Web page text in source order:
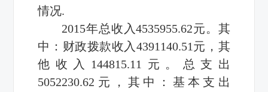
情况.
2015年总收入4535955.62元。其
中：财政拨款收入4391140.51元，其
他收入144815.11元。总支出
5052230.62元，其中：基本支出